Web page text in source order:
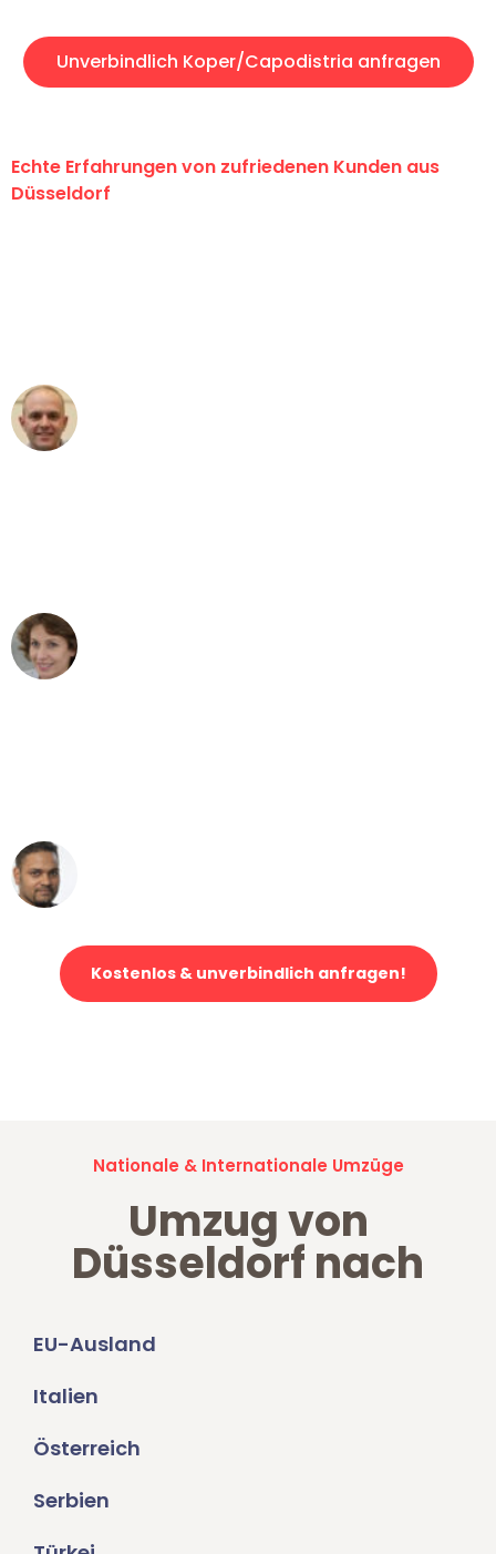
Unverbindlich Koper/Capodistria anfragen
Echte Erfahrungen von zufriedenen Kunden aus
Düsseldorf
Kostenlos & unverbindlich anfragen!
Nationale & Internationale Umzüge
Umzug von
Düsseldorf nach
EU-Ausland
Italien
Österreich
Serbien